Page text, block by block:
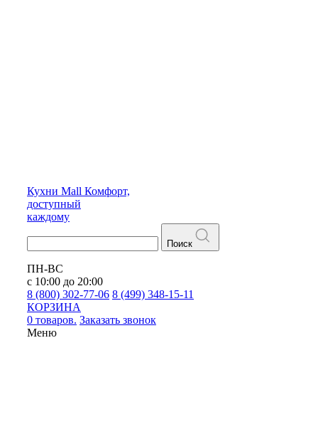
Кухни Mall Комфорт,
доступный
каждому
Поиск
ПН-ВС
с 10:00 до 20:00
8 (800) 302-77-06 8 (499) 348-15-11
КОРЗИНА
0 товаров. Заказать звонок
Меню